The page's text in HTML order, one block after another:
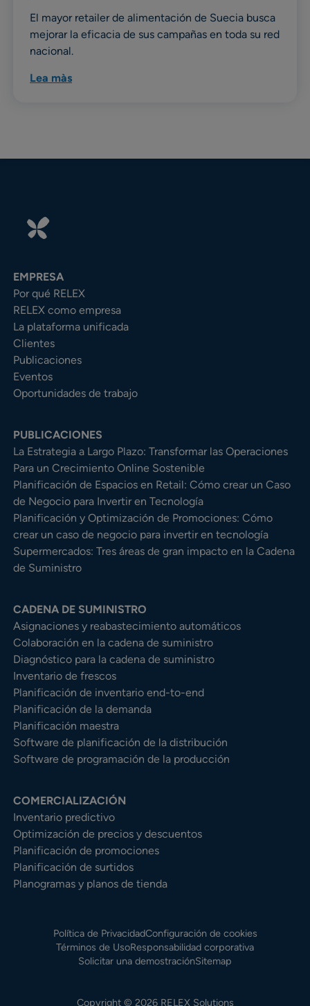
El mayor retailer de alimentación de Suecia busca
mejorar la eficacia de sus campañas en toda su red
nacional.
Lea màs
EMPRESA
Por qué RELEX
RELEX como empresa
La plataforma unificada
Clientes
Publicaciones
Eventos
Oportunidades de trabajo
PUBLICACIONES
La Estrategia a Largo Plazo: Transformar las Operaciones
Para un Crecimiento Online Sostenible
Planificación de Espacios en Retail: Cómo crear un Caso
de Negocio para Invertir en Tecnología
Planificación y Optimización de Promociones: Cómo
crear un caso de negocio para invertir en tecnología
Supermercados: Tres áreas de gran impacto en la Cadena
de Suministro
CADENA DE SUMINISTRO
Asignaciones y reabastecimiento automáticos
Colaboración en la cadena de suministro
Diagnóstico para la cadena de suministro
Inventario de frescos
Planificación de inventario end-to-end
Planificación de la demanda
Planificación maestra
Software de planificación de la distribución
Software de programación de la producción
COMERCIALIZACIÓN
Inventario predictivo
Optimización de precios y descuentos
Planificación de promociones
Planificación de surtidos
Planogramas y planos de tienda
Política de PrivacidadConfiguración de cookies
Términos de UsoResponsabilidad corporativa
Solicitar una demostraciónSitemap
Copyright © 2026 RELEX Solutions